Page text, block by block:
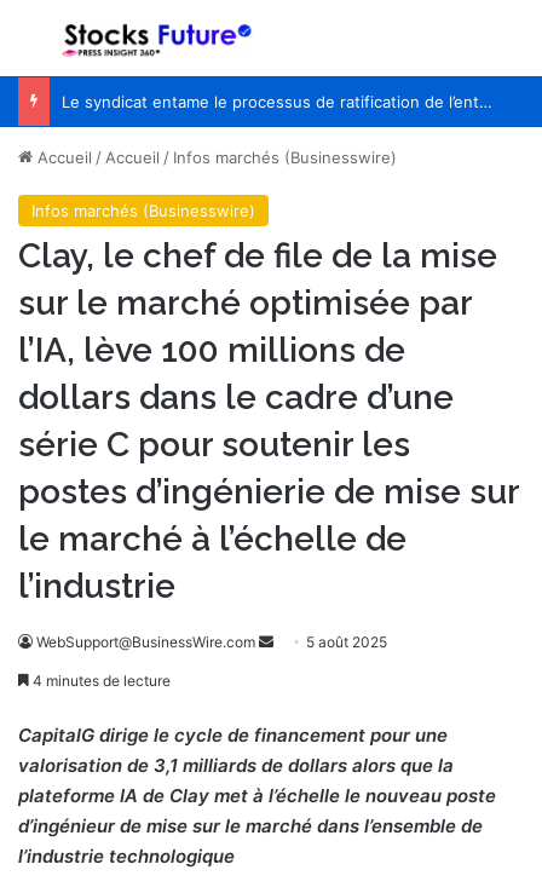
Menu
Le syndicat entame le processus de ratification de l’entente de principe avec WestJet
Accueil /Accueil / Infos marchés (Businesswire)
Infos marchés (Businesswire)
Clay, le chef de file de la mise
sur le marché optimisée par
l’IA, lève 100 millions de
dollars dans le cadre d’une
série C pour soutenir les
postes d’ingénierie de mise sur
le marché à l’échelle de
l’industrie
WebSupport@BusinessWire.com
o
y
e
5 août 2025
4 minutes de lecture
CapitalG dirige le cycle de financement pour une
valorisation de 3,1 milliards de dollars alors que la
plateforme IA de Clay met à l’échelle le nouveau poste
d’ingénieur de mise sur le marché dans l’ensemble de
l’industrie technologique